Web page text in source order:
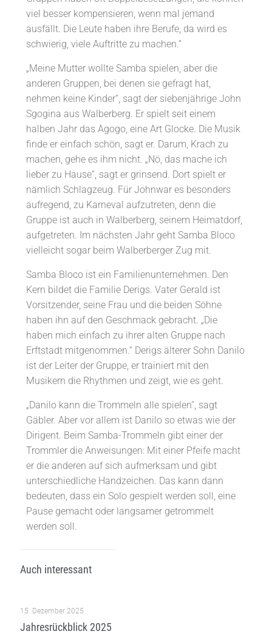
viel besser kompensieren, wenn mal jemand
ausfällt. Die Leute haben ihre Berufe, da wird es
schwierig, viele Auftritte zu machen.“
„Meine Mutter wollte Samba spielen, aber die
anderen Gruppen, bei denen sie gefragt hat,
nehmen keine Kinder“, sagt der siebenjährige John
Sgogina aus Walberberg. Er spielt seit einem
halben Jahr das Agogo, eine Art Glocke. Die Musik
finde er einfach schön, sagt er. Darum, Krach zu
machen, gehe es ihm nicht. „Nö, das mache ich
lieber zu Hause“, sagt er grinsend. Dort spielt er
nämlich Schlagzeug. Für Johnwar es besonders
aufregend, zu Karneval aufzutreten, denn die
Gruppe ist auch in Walberberg, seinem Heimatdorf,
aufgetreten. Im nächsten Jahr geht Samba Bloco
vielleicht sogar beim Walberberger Zug mit.
Samba Bloco ist ein Familienunternehmen. Den
Kern bildet die Familie Derigs. Vater Gerald ist
Vorsitzender, seine Frau und die beiden Söhne
haben ihn auf den Geschmack gebracht. „Die
haben mich einfach zu ihrer alten Gruppe nach
Erftstadt mitgenommen.“ Derigs älterer Sohn Danilo
ist der Leiter der Gruppe, er trainiert mit den
Musikern die Rhythmen und zeigt, wie es geht.
„Danilo kann die Trommeln alle spielen“, sagt
Gäbler. Aber vor allem ist Danilo so etwas wie der
Dirigent. Beim Samba-Trommeln gibt einer der
Trommler die Anweisungen: Mit einer Pfeife macht
er die anderen auf sich aufmerksam und gibt
unterschiedliche Handzeichen. Das kann dann
bedeuten, dass ein Solo gespielt werden soll, eine
Pause gemacht oder langsamer getrommelt
werden soll.
Auch interessant
15. Dezember 2025
Jahresrückblick 2025